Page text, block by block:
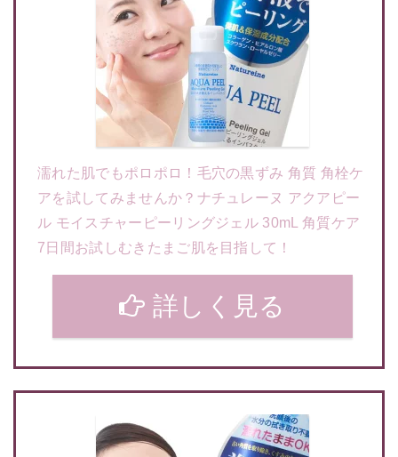
濡れた肌でもポロポロ！毛穴の黒ずみ 角質 角栓ケ
アを試してみませんか？ナチュレーヌ アクアピー
ル モイスチャーピーリングジェル 30mL 角質ケア
7日間お試しむきたまご肌を目指して！
詳しく見る